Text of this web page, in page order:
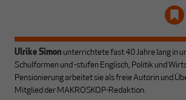
Ulrike Simon unterrichtete fast 40 Jahre lang in
Schulformen und -stufen Englisch, Politik und
Pensionierung arbeitet sie als freie Autorin und
Mitglied der MAKROSKOP-Redaktion.